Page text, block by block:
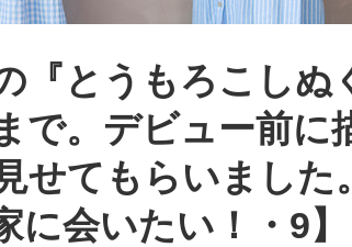
『とうもろこしぬ
で。デビュー前に
せてもらいました
に会いたい！・9】